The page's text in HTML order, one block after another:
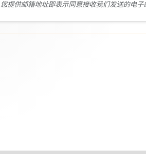
提供邮箱地址即表示同意接收我们发送的电子